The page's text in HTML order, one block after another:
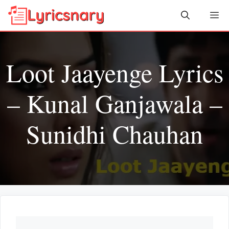
Skip
Loot Jaayenge Lyrics
– Kunal Ganjawala –
Sunidhi Chauhan